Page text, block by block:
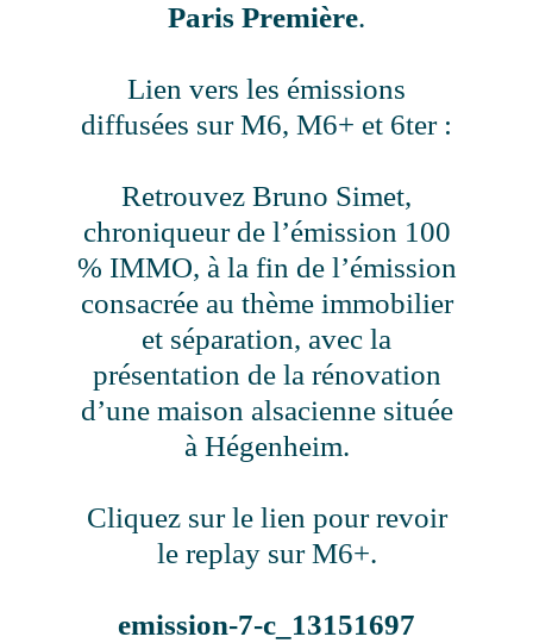
Paris Première.
Lien vers les émissions
diffusées sur M6, M6+ et 6ter :
Retrouvez Bruno Simet,
chroniqueur de l’émission 100
% IMMO, à la fin de l’émission
consacrée au thème immobilier
et séparation, avec la
présentation de la rénovation
d’une maison alsacienne située
à Hégenheim.
Cliquez sur le lien pour revoir
le replay sur M6+.
emission-7-c_13151697